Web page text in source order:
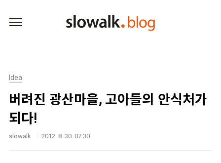
Idea
버려진 광산마을, 고아들의 안식처가
되다!
slowalk 2012. 8. 30. 07:30